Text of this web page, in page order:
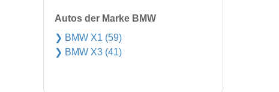
Autos der Marke BMW
❯ BMW X1 (59)
❯ BMW X3 (41)